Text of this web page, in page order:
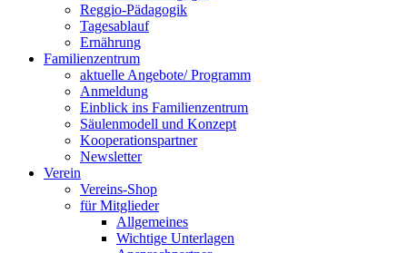
Reggio-Pädagogik
Tagesablauf
Ernährung
Familienzentrum
aktuelle Angebote/ Programm
Anmeldung
Einblick ins Familienzentrum
Säulenmodell und Konzept
Kooperationspartner
Newsletter
Verein
Vereins-Shop
für Mitglieder
Allgemeines
Wichtige Unterlagen